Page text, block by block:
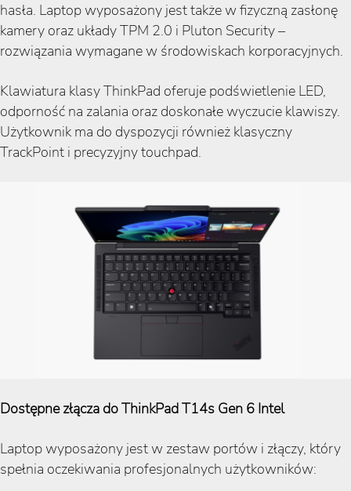
hasła. Laptop wyposażony jest także w fizyczną zasłonę
kamery oraz układy TPM 2.0 i Pluton Security –
rozwiązania wymagane w środowiskach korporacyjnych.
Klawiatura klasy ThinkPad oferuje podświetlenie LED,
odporność na zalania oraz doskonałe wyczucie klawiszy.
Użytkownik ma do dyspozycji również klasyczny
TrackPoint i precyzyjny touchpad.
Dostępne złącza do ThinkPad T14s Gen 6 Intel
Laptop wyposażony jest w zestaw portów i złączy, który
spełnia oczekiwania profesjonalnych użytkowników: